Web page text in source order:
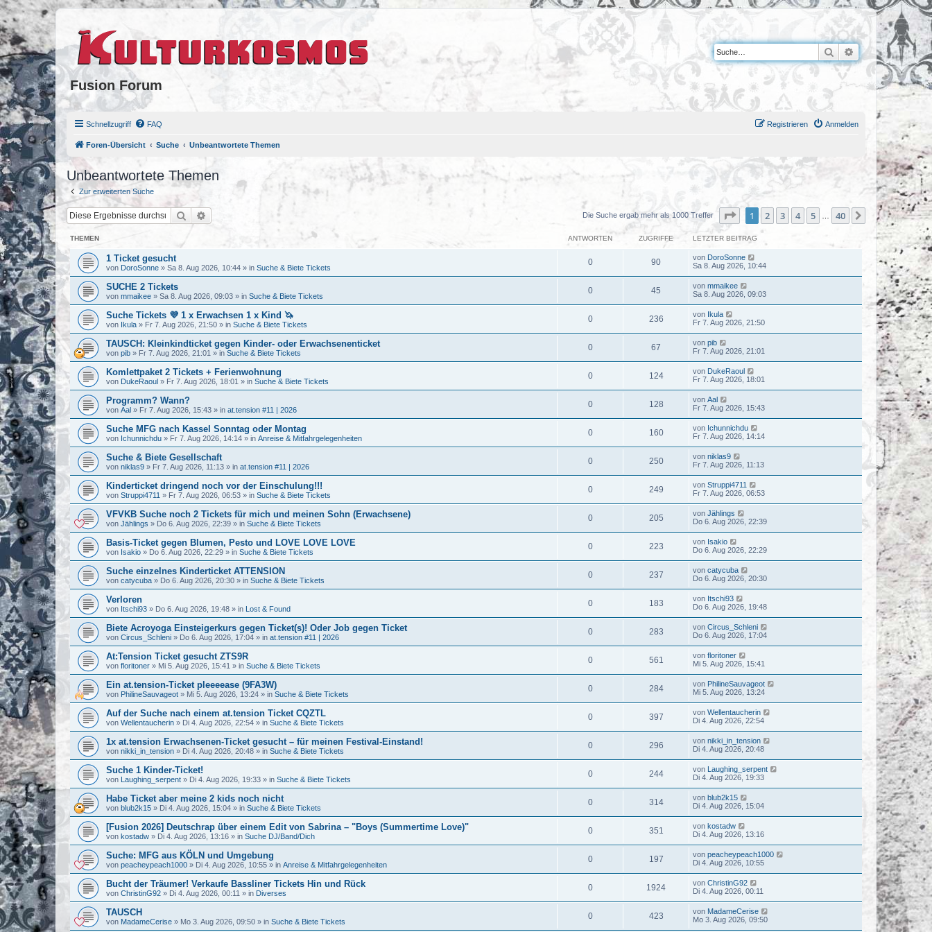
Fusion Forum
Suche Erweiterte Suche
Schnellzugriff FAQ Anmelden
Registrieren
Foren-Übersicht Suche Unbeantwortete Themen
Unbeantwortete Themen
Zur erweiterten Suche
Suche Erweiterte Suche Die Suche ergab mehr als 1000 Treffer Seite von40
1 2 3 4 5 40 Nächste
THEMEN ANTWORTEN ZUGRIFFE LETZTER BEITRAG
1 Ticket gesucht
von DoroSonne » Sa 8. Aug 2026, 10:44 » in Suche & Biete Tickets
0 90 von DoroSonne
Sa 8. Aug 2026, 10:44
SUCHE 2 Tickets
von mmaikee » Sa 8. Aug 2026, 09:03 » in Suche & Biete Tickets
0 45 von mmaikee
Sa 8. Aug 2026, 09:03
Suche Tickets 💜 1 x Erwachsen 1 x Kind 🦄
von Ikula » Fr 7. Aug 2026, 21:50 » in Suche & Biete Tickets
0 236 von Ikula
Fr 7. Aug 2026, 21:50
TAUSCH: Kleinkindticket gegen Kinder- oder Erwachsenenticket
von pib » Fr 7. Aug 2026, 21:01 » in Suche & Biete Tickets
0 67 von pib
Fr 7. Aug 2026, 21:01
Komlettpaket 2 Tickets + Ferienwohnung
von DukeRaoul » Fr 7. Aug 2026, 18:01 » in Suche & Biete Tickets
0 124 von DukeRaoul
Fr 7. Aug 2026, 18:01
Programm? Wann?
von Aal » Fr 7. Aug 2026, 15:43 » in at.tension #11 | 2026
0 128 von Aal
Fr 7. Aug 2026, 15:43
Suche MFG nach Kassel Sonntag oder Montag
von Ichunnichdu » Fr 7. Aug 2026, 14:14 » in Anreise & Mitfahrgelegenheiten
0 160 von Ichunnichdu
Fr 7. Aug 2026, 14:14
Suche & Biete Gesellschaft
von niklas9 » Fr 7. Aug 2026, 11:13 » in at.tension #11 | 2026
0 250 von niklas9
Fr 7. Aug 2026, 11:13
Kinderticket dringend noch vor der Einschulung!!!
von Struppi4711 » Fr 7. Aug 2026, 06:53 » in Suche & Biete Tickets
0 249 von Struppi4711
Fr 7. Aug 2026, 06:53
VFVKB Suche noch 2 Tickets für mich und meinen Sohn (Erwachsene)
von Jählings » Do 6. Aug 2026, 22:39 » in Suche & Biete Tickets
0 205 von Jählings
Do 6. Aug 2026, 22:39
Basis-Ticket gegen Blumen, Pesto und LOVE LOVE LOVE
von Isakio » Do 6. Aug 2026, 22:29 » in Suche & Biete Tickets
0 223 von Isakio
Do 6. Aug 2026, 22:29
Suche einzelnes Kinderticket ATTENSION
von catycuba » Do 6. Aug 2026, 20:30 » in Suche & Biete Tickets
0 237 von catycuba
Do 6. Aug 2026, 20:30
Verloren
von Itschi93 » Do 6. Aug 2026, 19:48 » in Lost & Found
0 183 von Itschi93
Do 6. Aug 2026, 19:48
Biete Acroyoga Einsteigerkurs gegen Ticket(s)! Oder Job gegen Ticket
von Circus_Schleni » Do 6. Aug 2026, 17:04 » in at.tension #11 | 2026
0 283 von Circus_Schleni
Do 6. Aug 2026, 17:04
At:Tension Ticket gesucht ZTS9R
von floritoner » Mi 5. Aug 2026, 15:41 » in Suche & Biete Tickets
0 561 von floritoner
Mi 5. Aug 2026, 15:41
Ein at.tension-Ticket pleeeease (9FA3W)
von PhilineSauvageot » Mi 5. Aug 2026, 13:24 » in Suche & Biete Tickets
0 284 von PhilineSauvageot
Mi 5. Aug 2026, 13:24
Auf der Suche nach einem at.tension Ticket CQZTL
von Wellentaucherin » Di 4. Aug 2026, 22:54 » in Suche & Biete Tickets
0 397 von Wellentaucherin
Di 4. Aug 2026, 22:54
1x at.tension Erwachsenen-Ticket gesucht – für meinen Festival-Einstand!
von nikki_in_tension » Di 4. Aug 2026, 20:48 » in Suche & Biete Tickets
0 296 von nikki_in_tension
Di 4. Aug 2026, 20:48
Suche 1 Kinder-Ticket!
von Laughing_serpent » Di 4. Aug 2026, 19:33 » in Suche & Biete Tickets
0 244 von Laughing_serpent
Di 4. Aug 2026, 19:33
Habe Ticket aber meine 2 kids noch nicht
von blub2k15 » Di 4. Aug 2026, 15:04 » in Suche & Biete Tickets
0 314 von blub2k15
Di 4. Aug 2026, 15:04
[Fusion 2026] Deutschrap über einem Edit von Sabrina – "Boys (Summertime Love)"
von kostadw » Di 4. Aug 2026, 13:16 » in Suche DJ/Band/Dich
0 351 von kostadw
Di 4. Aug 2026, 13:16
Suche: MFG aus KÖLN und Umgebung
von peacheypeach1000 » Di 4. Aug 2026, 10:55 » in Anreise & Mitfahrgelegenheiten
0 197 von peacheypeach1000
Di 4. Aug 2026, 10:55
Bucht der Träumer! Verkaufe Bassliner Tickets Hin und Rück
von ChristinG92 » Di 4. Aug 2026, 00:11 » in Diverses
0 1924 von ChristinG92
Di 4. Aug 2026, 00:11
TAUSCH
von MadameCerise » Mo 3. Aug 2026, 09:50 » in Suche & Biete Tickets
0 423 von MadameCerise
Mo 3. Aug 2026, 09:50